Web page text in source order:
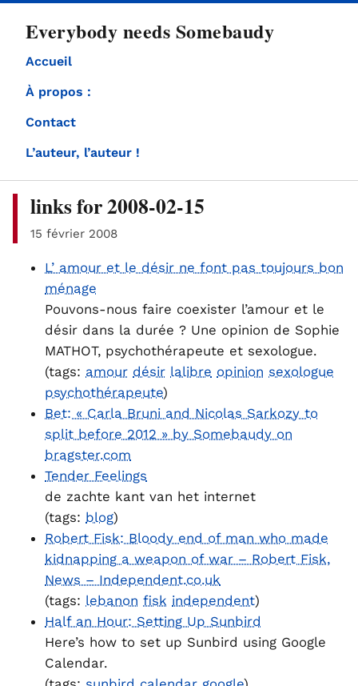
Everybody needs Somebaudy
Accueil
À propos :
Contact
L’auteur, l’auteur !
links for 2008-02-15
15 février 2008
L’ amour et le désir ne font pas toujours bon
ménage
Pouvons-nous faire coexister l’amour et le
désir dans la durée ? Une opinion de Sophie
MATHOT, psychothérapeute et sexologue.
(tags: amour désir lalibre opinion sexologue
psychothérapeute)
Bet: « Carla Bruni and Nicolas Sarkozy to
split before 2012 » by Somebaudy on
bragster.com
Tender Feelings
de zachte kant van het internet
(tags: blog)
Robert Fisk: Bloody end of man who made
kidnapping a weapon of war – Robert Fisk,
News – Independent.co.uk
(tags: lebanon fisk independent)
Half an Hour: Setting Up Sunbird
Here’s how to set up Sunbird using Google
Calendar.